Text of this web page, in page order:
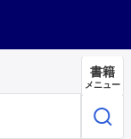
書籍
メニュー